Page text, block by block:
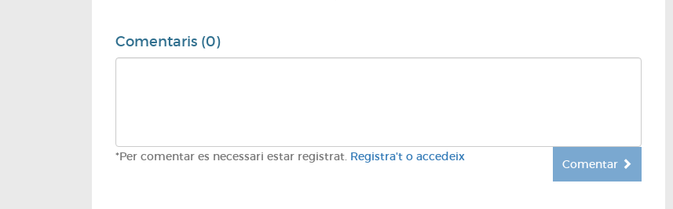
Comentaris (0)
*Per comentar es necessari estar registrat. Registra't o accedeix
Comentar